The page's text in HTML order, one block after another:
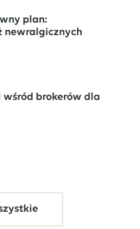
plan:
newralgicznych
wśród brokerów dla